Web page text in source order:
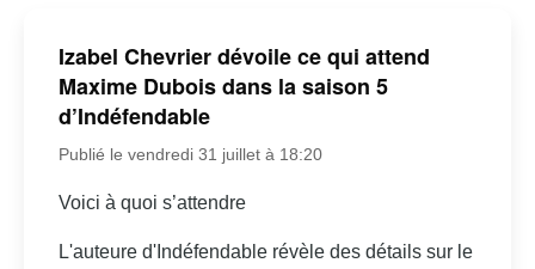
Izabel Chevrier dévoile ce qui attend
Maxime Dubois dans la saison 5
d’Indéfendable
Publié le vendredi 31 juillet à 18:20
Voici à quoi s’attendre
L'auteure d'Indéfendable révèle des détails sur le